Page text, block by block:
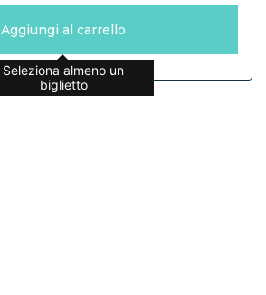
Aggiungi al carrello
Seleziona almeno un
biglietto